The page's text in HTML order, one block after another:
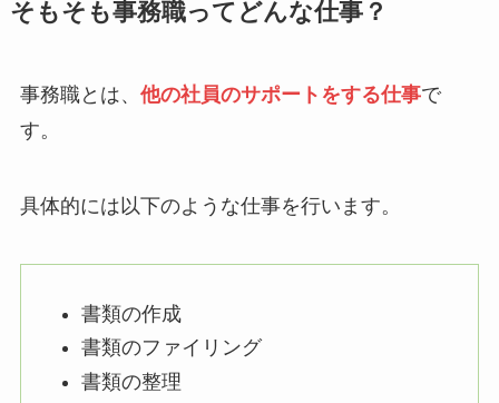
そもそも事務職ってどんな仕事？
事務職とは、 他の社員のサポートをする仕事で
す。
具体的には以下のような仕事を行います。
書類の作成
書類のファイリング
書類の整理